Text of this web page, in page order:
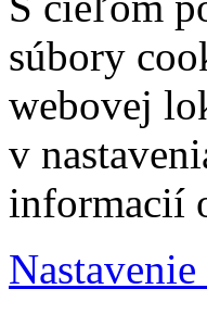
súbory
webovej
v
informacií